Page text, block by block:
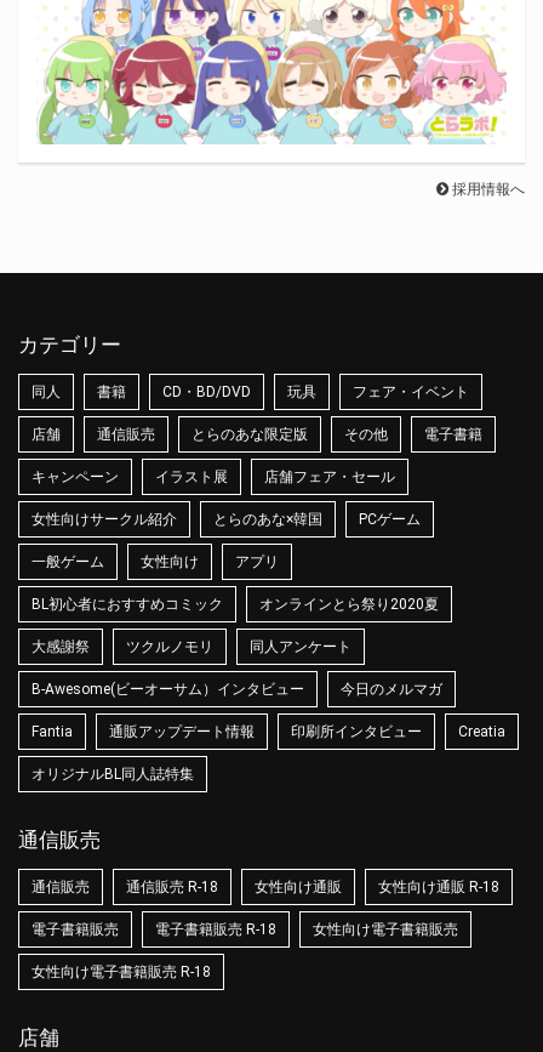
採用情報へ
カテゴリー
同人 書籍 CD・BD/DVD 玩具 フェア・イベント
店舗 通信販売 とらのあな限定版 その他 電子書籍
キャンペーン イラスト展 店舗フェア・セール
女性向けサークル紹介 とらのあな×韓国 PCゲーム
一般ゲーム 女性向け アプリ
BL初心者におすすめコミック オンラインとら祭り2020夏
大感謝祭 ツクルノモリ 同人アンケート
B-Awesome(ビーオーサム）インタビュー 今日のメルマガ
Fantia 通販アップデート情報 印刷所インタビュー Creatia
オリジナルBL同人誌特集
通信販売
通信販売 通信販売 R-18 女性向け通販 女性向け通販 R-18
電子書籍販売 電子書籍販売 R-18 女性向け電子書籍販売
女性向け電子書籍販売 R-18
店舗